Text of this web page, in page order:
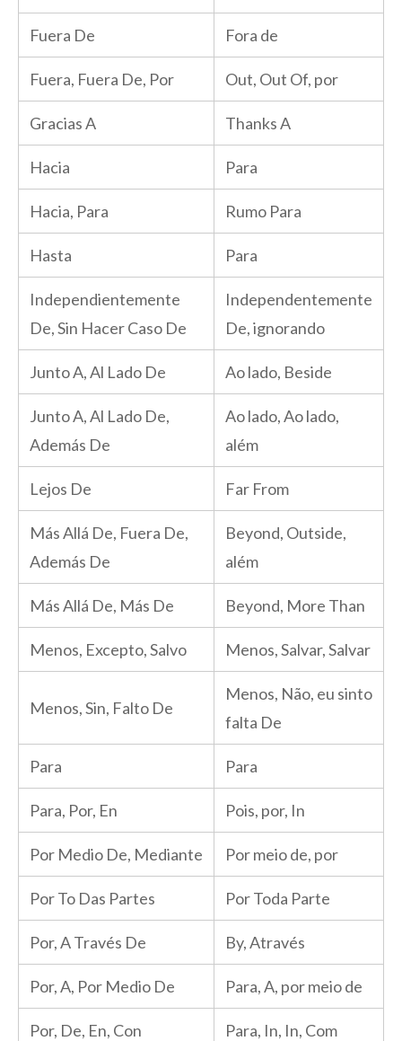
Fuera De Fora de
Fuera, Fuera De, Por Out, Out Of, por
Gracias A Thanks A
Hacia Para
Hacia, Para Rumo Para
Hasta Para
Independientemente
De, Sin Hacer Caso De
Independentemente
De, ignorando
Junto A, Al Lado De Ao lado, Beside
Junto A, Al Lado De,
Además De
Ao lado, Ao lado,
além
Lejos De Far From
Más Allá De, Fuera De,
Además De
Beyond, Outside,
além
Más Allá De, Más De Beyond, More Than
Menos, Excepto, Salvo Menos, Salvar, Salvar
Menos, Sin, Falto De
Menos, Não, eu sinto
falta De
Para Para
Para, Por, En Pois, por, In
Por Medio De, Mediante Por meio de, por
Por To Das Partes Por Toda Parte
Por, A Través De By, Através
Por, A, Por Medio De Para, A, por meio de
Por, De, En, Con Para, In, In, Com